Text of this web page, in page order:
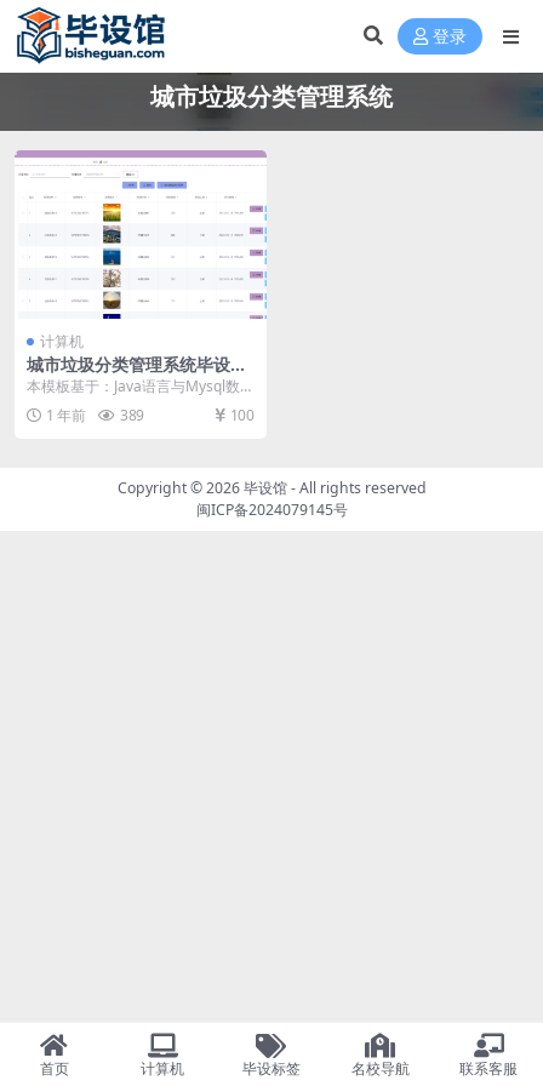
登录
城市垃圾分类管理系统
计算机
城市垃圾分类管理系统毕设模
板 毕业设计模板及毕业论文
本模板基于：Java语言与Mysql数据
库开发 系统功能实现 系统实现部分
就是将...
1 年前 389 100
Copyright © 2026毕设馆- All rights reserved
闽ICP备2024079145号
首页 计算机 毕设标签 名校导航 联系客服